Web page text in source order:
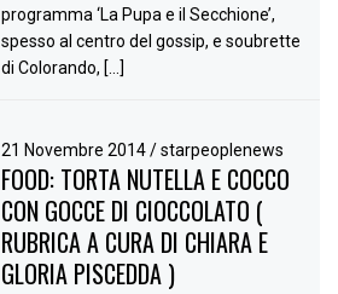
programma ‘La Pupa e il Secchione’,
spesso al centro del gossip, e soubrette
di Colorando, […]
21 Novembre 2014/ starpeoplenews
FOOD: TORTA NUTELLA E COCCO
CON GOCCE DI CIOCCOLATO (
RUBRICA A CURA DI CHIARA E
GLORIA PISCEDDA )